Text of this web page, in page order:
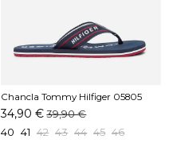
Chancla Tommy Hilfiger 05805
DW5 Marino
34,90 € 39,90 €
40 41 42 43 44 45 46